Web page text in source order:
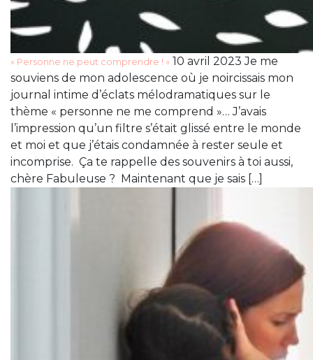
« Personne ne peut comprendre ! » 10 avril 2023 Je me
souviens de mon adolescence où je noircissais mon
journal intime d’éclats mélodramatiques sur le
thème « personne ne me comprend »… J’avais
l’impression qu’un filtre s’était glissé entre le monde
et moi et que j’étais condamnée à rester seule et
incomprise. Ça te rappelle des souvenirs à toi aussi,
chère Fabuleuse ? Maintenant que je sais […]